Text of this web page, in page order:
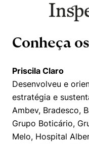
Conheça
Priscila Claro
Desenvolveu e
estratégia e
Ambev, Bradesco,
Grupo Boticário,
Melo, Hospital